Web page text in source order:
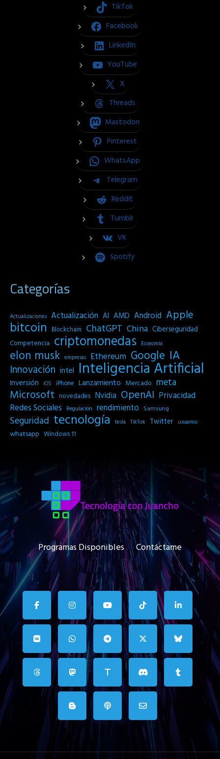
TikTok
Facebook
LinkedIn
YouTube
X
Threads
Mastodon
Pinterest
WhatsApp
Telegram
Reddit
Tumblr
VK
Spotify
Categorías
Actualizaciones Actualización AI AMD Android Apple
bitcoin Blockchain ChatGPT China Ciberseguridad
Competencia criptomonedas Economia
elon musk empresas Ethereum Google IA
Innovación intel Inteligencia Artificial
Inversión iOS iPhone Lanzamiento Mercado meta
Microsoft novedades Nvidia OpenAI Privacidad
Redes Sociales
Regulación rendimiento Samsung
Seguridad tecnología tesla TikTok Twitter usuarios
whatsapp Windows 11
Programas Disponibles Contáctame